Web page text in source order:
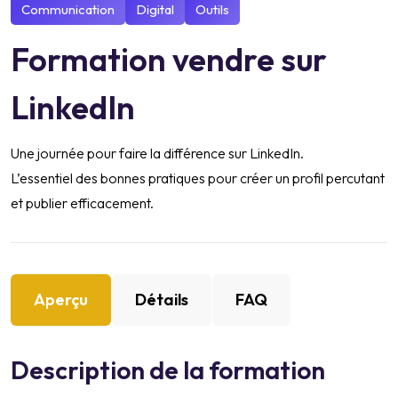
Communication Digital Outils
Formation vendre sur
LinkedIn
Une journée pour faire la différence sur LinkedIn.
L’essentiel des bonnes pratiques pour créer un profil percutant
et publier efficacement.
Aperçu Détails FAQ
Description de la formation